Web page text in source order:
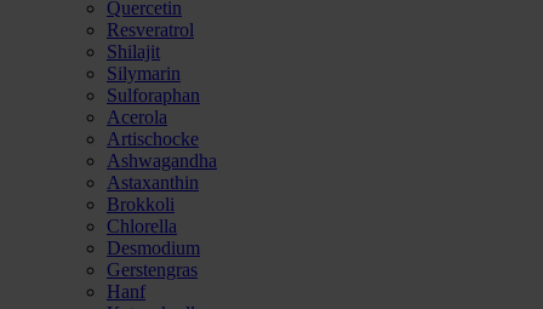
Quercetin
Resveratrol
Shilajit
Silymarin
Sulforaphan
Acerola
Artischocke
Ashwagandha
Astaxanthin
Brokkoli
Chlorella
Desmodium
Gerstengras
Hanf